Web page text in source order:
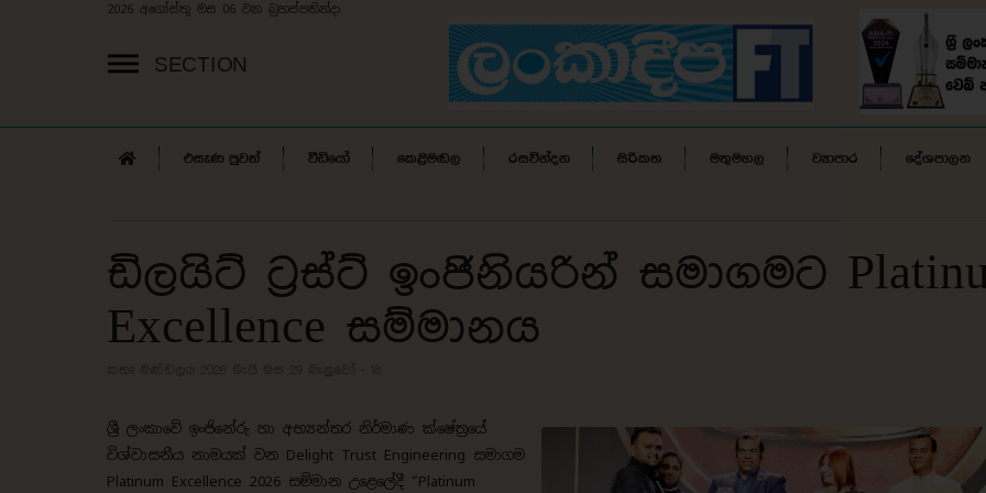
2026 අගෝස්තු මස 06 වන බ්‍රහස්පතින්දා
SECTION
එසැණ පුවත් වීඩියෝ කෙළිමඬල රසවින්දන සිරිකත මතුමහල ව්‍යාපාර දේශපාලන
ඩිලයිට් ට්‍රස්ට් ඉංජිනියරින් සමාගමට
Excellence සම්මානය
ශ්‍රී ලංකාවේ ඉංජිනේරු හා අභ්‍යන්තර නිර්මාණ ක්ෂේත්‍රයේ
විශ්වාසනීය නාමයක් වන Delight Trust Engineering සමාගම
Platinum Excellence 2026 සම්මාන උළෙලේදී “Platinum